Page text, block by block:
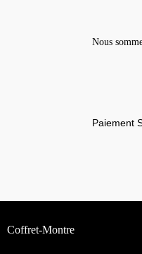
Nous
Paiement
Coffret-Montre